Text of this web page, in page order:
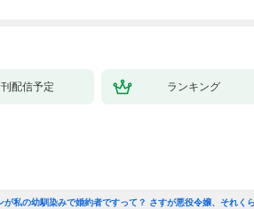
配信予定 ランキング
が私の幼馴染みで婚約者ですって？ さすが悪役令嬢、それく